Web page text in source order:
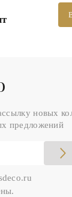
новых
предложений